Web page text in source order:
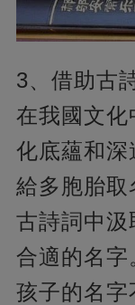
3、借助古
在我國文化
化底蘊和深
給多胞胎取
古詩詞中汲
合適的名
孩子的名字